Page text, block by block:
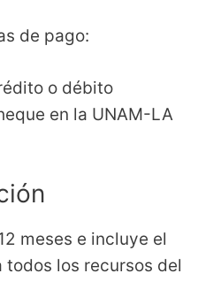
de pago:
o débito
en la UNAM-LA
meses e incluye el
los recursos del